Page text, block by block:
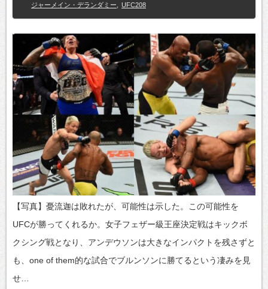
ジャーメイン・デランダミー
UFC208
【写真】憂流迦は敗れたが、可能性は示した。この可能性を
UFCが勝ってくれるか。女子フェザー級王座決定戦はキックボ
クシング戦となり、アンデウソンは大きなインパクトを残さずと
も、one of them的な試合でブルンソンに勝てるという凄みを見
せ…